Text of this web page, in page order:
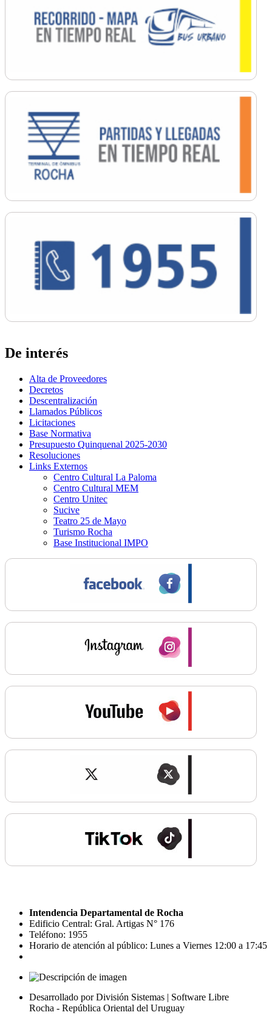
De interés
Alta de Proveedores
Decretos
Descentralización
Llamados Públicos
Licitaciones
Base Normativa
Presupuesto Quinquenal 2025-2030
Resoluciones
Links Externos
Centro Cultural La Paloma
Centro Cultural MEM
Centro Unitec
Sucive
Teatro 25 de Mayo
Turismo Rocha
Base Institucional IMPO
Intendencia Departamental de Rocha
Edificio Central: Gral. Artigas N° 176
Teléfono: 1955
Horario de atención al público: Lunes a Viernes 12:00 a 17:45
Desarrollado por División Sistemas | Software Libre
Rocha - República Oriental del Uruguay